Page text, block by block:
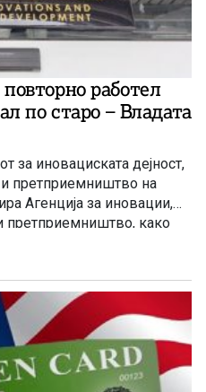
работел
по старо – Владата
за иновациската дејност,
и претприемништво на
Агенција за иновации,
претприемништво, како
за претприемништво и
за иновации и технолошки